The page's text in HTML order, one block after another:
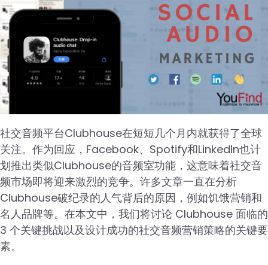
社交音频平台Clubhouse在短短几个月内就获得了全球
关注。作为回应，Facebook、Spotify和LinkedIn也计
划推出类似Clubhouse的音频室功能，这意味着社交音
频市场即将迎来激烈的竞争。许多文章一直在分析
Clubhouse破纪录的人气背后的原因，例如饥饿营销和
名人品牌等。在本文中，我们将讨论 Clubhouse 面临的
3 个关键挑战以及设计成功的社交音频营销策略的关键要
素。